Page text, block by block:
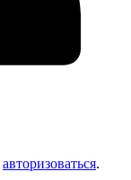
авторизоваться.